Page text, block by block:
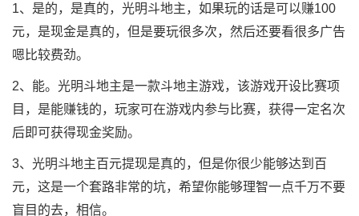
1、是的，是真的，光明斗地主，如果玩的话是可以赚100
元，是现金是真的，但是要玩很多次，然后还要看很多广告
嗯比较费劲。
2、能。光明斗地主是一款斗地主游戏，该游戏开设比赛项
目，是能赚钱的，玩家可在游戏内参与比赛，获得一定名次
后即可获得现金奖励。
3、光明斗地主百元提现是真的，但是你很少能够达到百
元，这是一个套路非常的坑，希望你能够理智一点千万不要
盲目的去，相信。